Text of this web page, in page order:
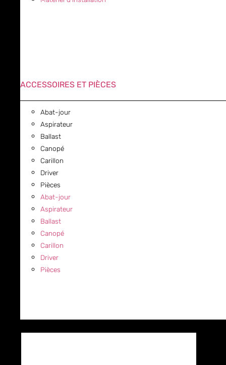
ACCESSOIRES ET PIÈCES
Abat-jour
Aspirateur
Ballast
Canopé
Carillon
Driver
Pièces
Abat-jour
Aspirateur
Ballast
Canopé
Carillon
Driver
Pièces